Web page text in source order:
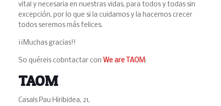
vital y necesaria en nuestras vidas, para todos y todas sin
excepción, por lo que si la cuidamos y la hacemos crecer
todos seremos más felices.
¡¡Muchas gracias!!
So quéreis cobntactar con We are TAOM:
TAOM
Casals Pau Hiribidea, 21,